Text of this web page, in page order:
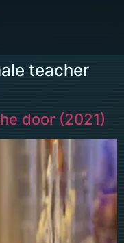
teacher
door (2021)